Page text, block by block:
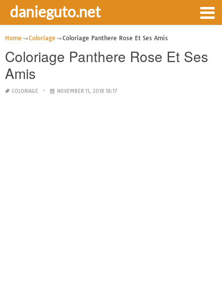
danieguto.net
Home Coloriage Coloriage Panthere Rose Et Ses Amis
Coloriage Panthere Rose Et Ses
Amis
COLORIAGE NOVEMBER 11, 2018 18:17